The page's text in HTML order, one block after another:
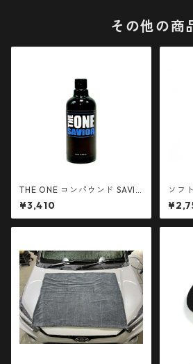
その他の商
THE ONE コンパウンド SAVIO
R 500ml
¥3,410
ソフ